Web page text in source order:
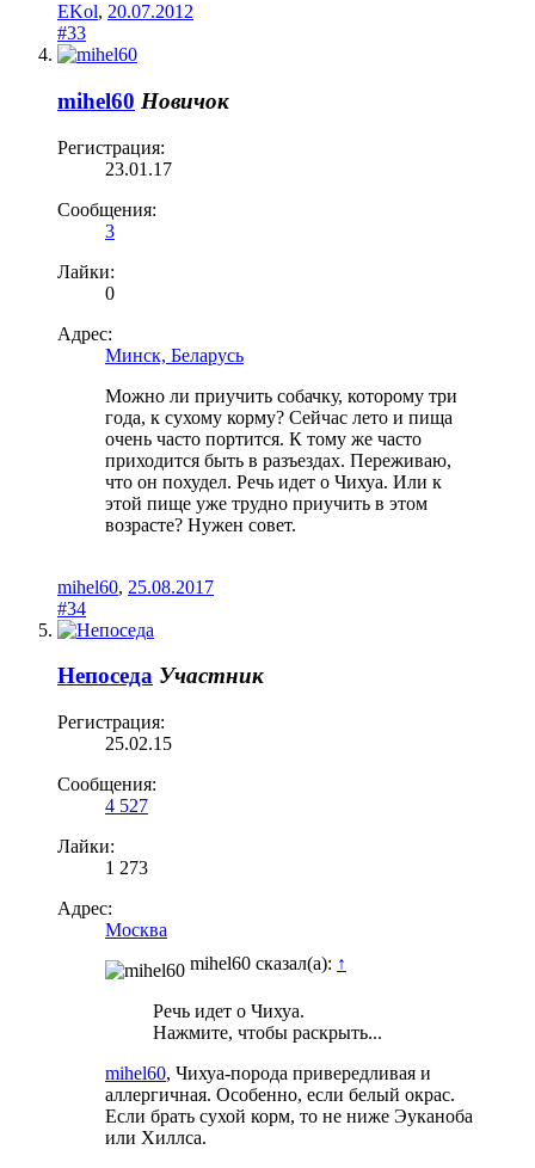
EKol, 20.07.2012
#33
mihel60 Новичок
Регистрация:
23.01.17
Сообщения:
3
Лайки:
0
Адрес:
Минск, Беларусь
Можно ли приучить собачку, которому три
года, к сухому корму? Сейчас лето и пища
очень часто портится. К тому же часто
приходится быть в разъездах. Переживаю,
что он похудел. Речь идет о Чихуа. Или к
этой пище уже трудно приучить в этом
возрасте? Нужен совет.
mihel60, 25.08.2017
#34
Непоседа Участник
Регистрация:
25.02.15
Сообщения:
4 527
Лайки:
1 273
Адрес:
Москва
mihel60 сказал(а): ↑
Речь идет о Чихуа.
Нажмите, чтобы раскрыть...
mihel60, Чихуа-порода привередливая и
аллергичная. Особенно, если белый окрас.
Если брать сухой корм, то не ниже Эуканоба
или Хиллса.